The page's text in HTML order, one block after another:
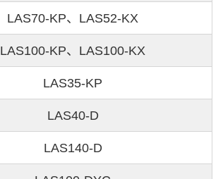
LAS70-KP、LAS52-KX
LAS100-KP、LAS100-KX
LAS35-KP
LAS40-D
LAS140-D